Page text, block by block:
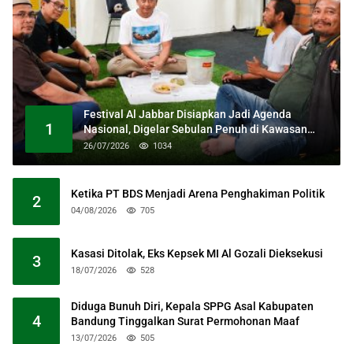
1
Festival Al Jabbar Disiapkan Jadi Agenda
Nasional, Digelar Sebulan Penuh di Kawasan
Masjid Raya Al Jabbar
26/07/2026 1034
2 Ketika PT BDS Menjadi Arena Penghakiman Politik
04/08/2026 705
3 Kasasi Ditolak, Eks Kepsek MI Al Gozali Dieksekusi
18/07/2026 528
4
Diduga Bunuh Diri, Kepala SPPG Asal Kabupaten
Bandung Tinggalkan Surat Permohonan Maaf
13/07/2026 505